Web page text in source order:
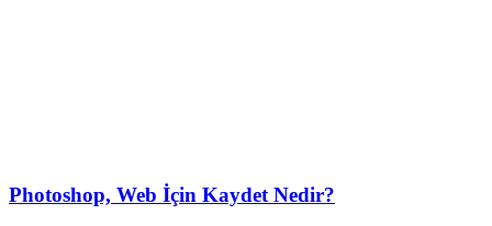
Photoshop, Web İçin Kaydet Nedir?